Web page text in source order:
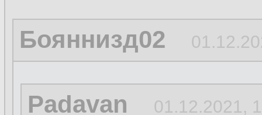
Бояннизд02
Padavan 01.12.2021,